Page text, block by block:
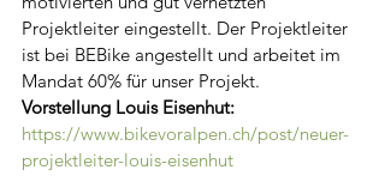
Projektleiter eingestellt. Der Projektleiter
ist bei BEBike angestellt und arbeitet im
Mandat 60% für unser Projekt.
Vorstellung Louis Eisenhut:
https://www.bikevoralpen.ch/post/neuer-
projektleiter-louis-eisenhut